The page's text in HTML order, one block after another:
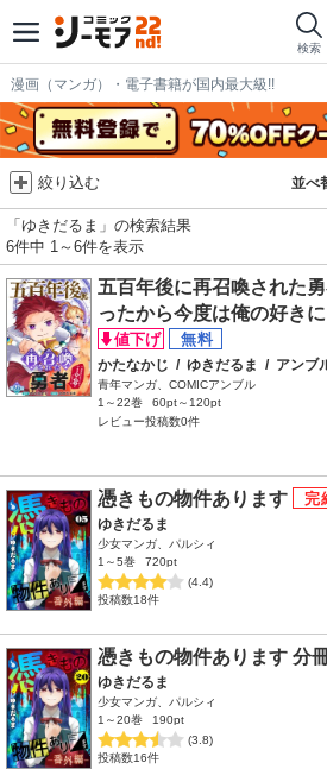
検索
漫画（マンガ）・電子書籍が国内最大級!!
並べ
絞り込む
「ゆきだるま」の検索結果
6件中 1～6件を表示
五百年後に再召喚された
ったから今度は俺の好き
かたなかじ / ゆきだるま / アンブ
青年マンガ、COMICアンブル
1～22巻
60pt～120pt
レビュー投稿数0件
憑きもの物件あります
ゆきだるま
少女マンガ、パルシィ
1～5巻
720pt
(4.4)
投稿数18件
憑きもの物件あります 分
ゆきだるま
少女マンガ、パルシィ
1～20巻
190pt
(3.8)
投稿数16件